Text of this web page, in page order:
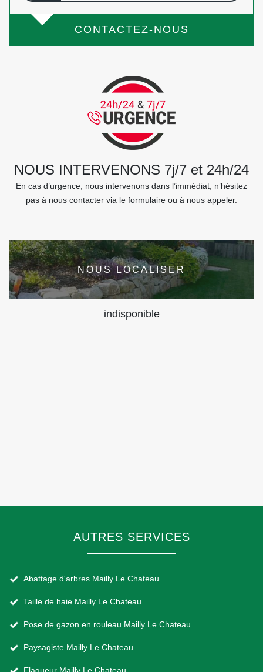
CONTACTEZ-NOUS
NOUS INTERVENONS 7j/7 et 24h/24
En cas d’urgence, nous intervenons dans l’immédiat, n’hésitez
pas à nous contacter via le formulaire ou à nous appeler.
NOUS LOCALISER
indisponible
AUTRES SERVICES
Abattage d'arbres Mailly Le Chateau
Taille de haie Mailly Le Chateau
Pose de gazon en rouleau Mailly Le Chateau
Paysagiste Mailly Le Chateau